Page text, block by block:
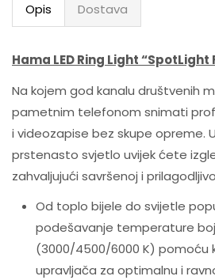
Opis Dostava
Hama LED Ring Light “SpotLight
Na kojem god kanalu društvenih
pametnim telefonom snimati
i videozapise bez skupe opreme.
prstenasto svjetlo uvijek ćete
zahvaljujući savršenoj i
Od toplo bijele do svijetle
podešavanje temperature
(3000/4500/6000 K) pomoću
upravljača za optimalnu i